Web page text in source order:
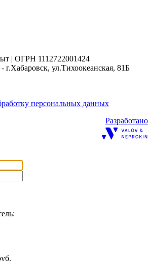
| ОГРН 1112722001424
ул.Тихоокеанская, 81Б
персональных данных
Разработано